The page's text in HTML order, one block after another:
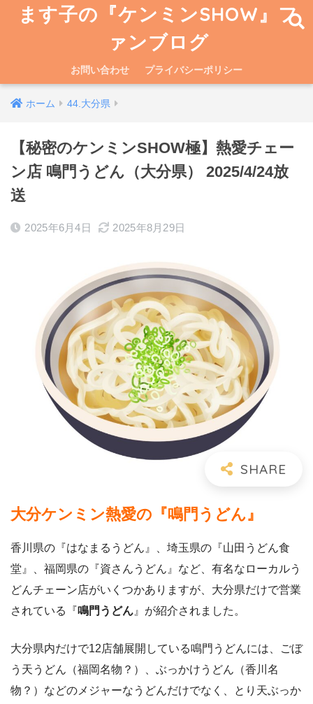
ます子の『ケンミンSHOW』フ
ァンブログ
お問い合わせ プライバシーポリシー
ホーム 44.大分県
【秘密のケンミンSHOW極】熱愛チェー
ン店 鳴門うどん（大分県） 2025/4/24放
送
2025年6月4日 2025年8月29日
大分ケンミン熱愛の『鳴門うどん』
香川県の『はなまるうどん』、埼玉県の『山田うどん食
堂』、福岡県の『資さんうどん』など、有名なローカルう
どんチェーン店がいくつかありますが、大分県だけで営業
されている『鳴門うどん 』が紹介されました。
大分県内だけで12店舗展開している鳴門うどんには、ごぼ
う天うどん（福岡名物？）、ぶっかけうどん（香川名
物？）などのメジャーなうどんだけでなく、とり天ぶっか